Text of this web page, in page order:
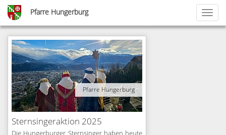
Skip
main
content
Pfarre Hungerburg
Pfarre Hungerburg
Sternsingeraktion 2025
<
1
2
3
4
…
12
>